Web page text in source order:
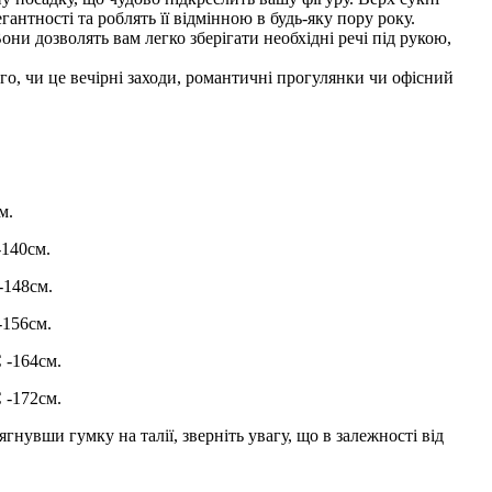
та роблять її відмінною в будь-яку пору року.
вам легко зберігати необхідні речі під рукою,
чи це вечірні заходи, романтичні прогулянки чи офісний
-164см.
-172см.
гумку на талії, зверніть увагу, що в залежності від